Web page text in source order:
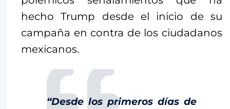
hecho Trump desde el inicio de su
campaña en contra de los ciudadanos
mexicanos.
“Desde los primeros días de